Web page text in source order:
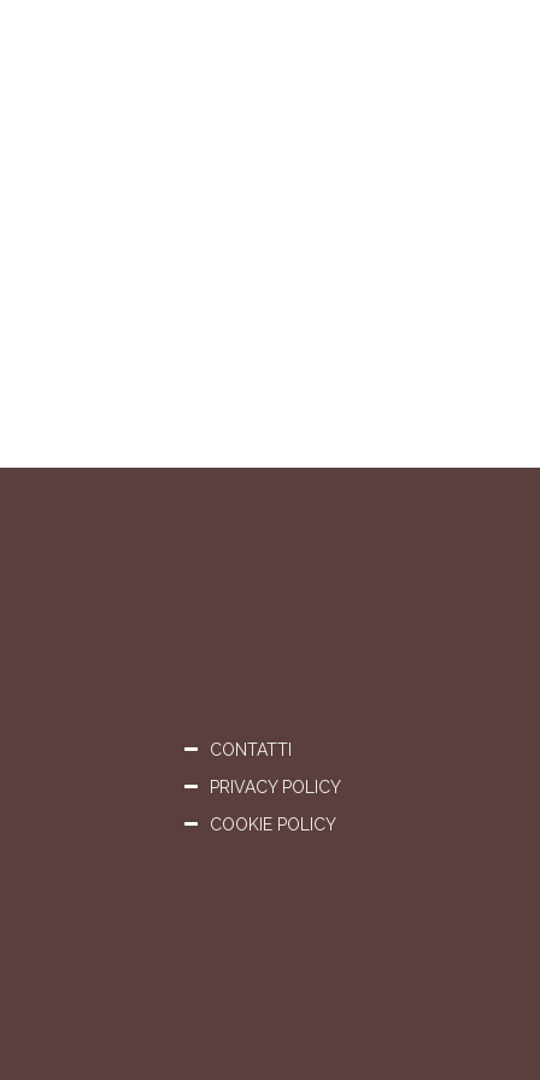
CONTATTI
PRIVACY POLICY
COOKIE POLICY